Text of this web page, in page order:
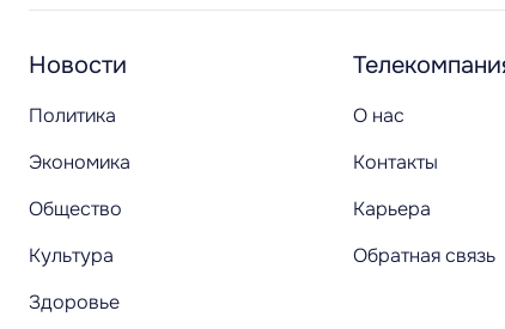
Новости
Политика
Экономика
Общество
Культура
Здоровье
О нас
Контакты
Карьера
Обратная связь